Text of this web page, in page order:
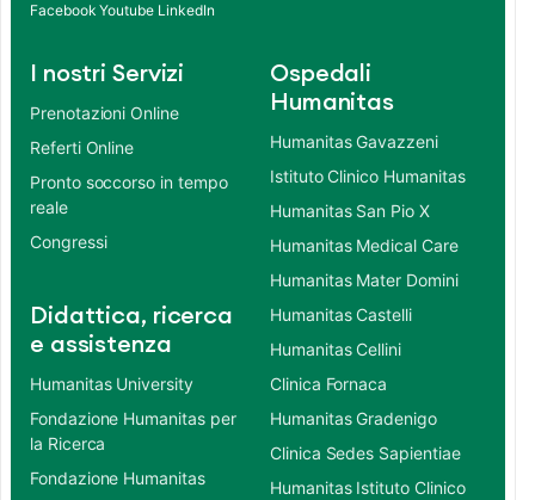
Facebook Youtube LinkedIn
I nostri Servizi
Prenotazioni Online
Referti Online
Pronto soccorso in tempo
reale
Congressi
Didattica, ricerca
e assistenza
Humanitas University
Fondazione Humanitas per
la Ricerca
Fondazione Humanitas
Ospedali
Humanitas
Humanitas Gavazzeni
Istituto Clinico Humanitas
Humanitas San Pio X
Humanitas Medical Care
Humanitas Mater Domini
Humanitas Castelli
Humanitas Cellini
Clinica Fornaca
Humanitas Gradenigo
Clinica Sedes Sapientiae
Humanitas Istituto Clinico